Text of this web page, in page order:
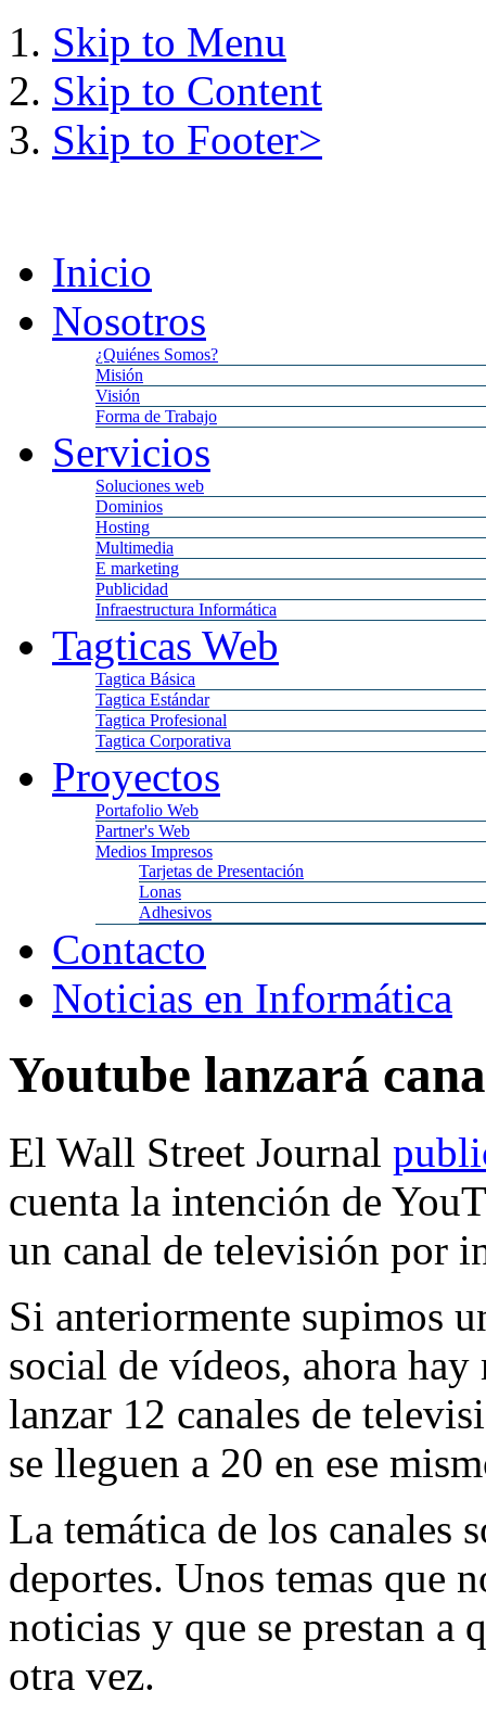
Skip to Menu
Skip to Content
Skip to Footer>
Inicio
Nosotros
¿Quiénes Somos?
Misión
Visión
Forma de Trabajo
Servicios
Soluciones web
Dominios
Hosting
Multimedia
E marketing
Publicidad
Infraestructura Informática
Tagticas Web
Tagtica Básica
Tagtica Estándar
Tagtica Profesional
Tagtica Corporativa
Proyectos
Portafolio Web
Partner's Web
Medios Impresos
Tarjetas de Presentación
Lonas
Adhesivos
Contacto
Noticias en Informática
Youtube lanzará
El Wall Street Journal
cuenta la intención de
un canal de televisión por
Si anteriormente supimos
social de vídeos, ahora
lanzar 12 canales de
se lleguen a 20 en ese
La temática de los canales
deportes. Unos temas que
noticias y que se prestan a
otra vez.